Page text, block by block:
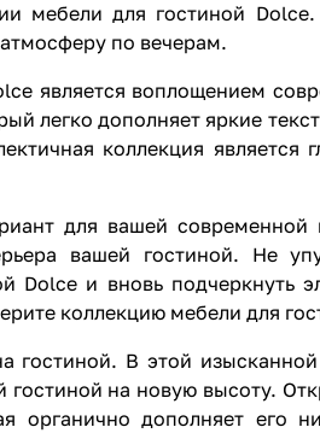
мебели для гостиной Dolce.
по вечерам.
является воплощением
легко дополняет яркие
коллекция является
для вашей современной
вашей гостиной. Не
и вновь подчеркнуть
коллекцию мебели для
гостиной. В этой
на новую высоту.
органично дополняет его